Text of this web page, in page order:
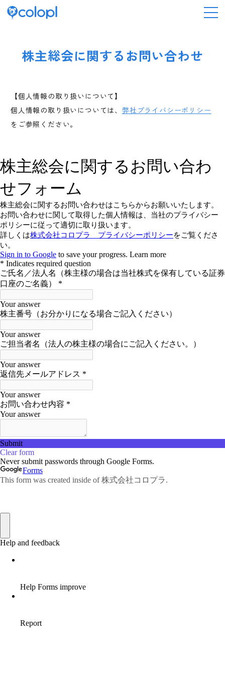
会社情報
事業情報
採用情報
サステナビリティ
ピンマーク
JP EN
株主総会に関するお問い合わせ
【個人情報の取り扱いについて】
個人情報の取り扱いについては、 弊社プライバシーポリシー
をご参照ください。